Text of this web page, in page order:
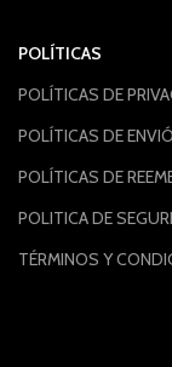
POLÍTICAS
POLÍTICAS DE
POLÍTICAS DE ENVIÓ
POLÍTICAS DE
POLITICA DE
TÉRMINOS Y